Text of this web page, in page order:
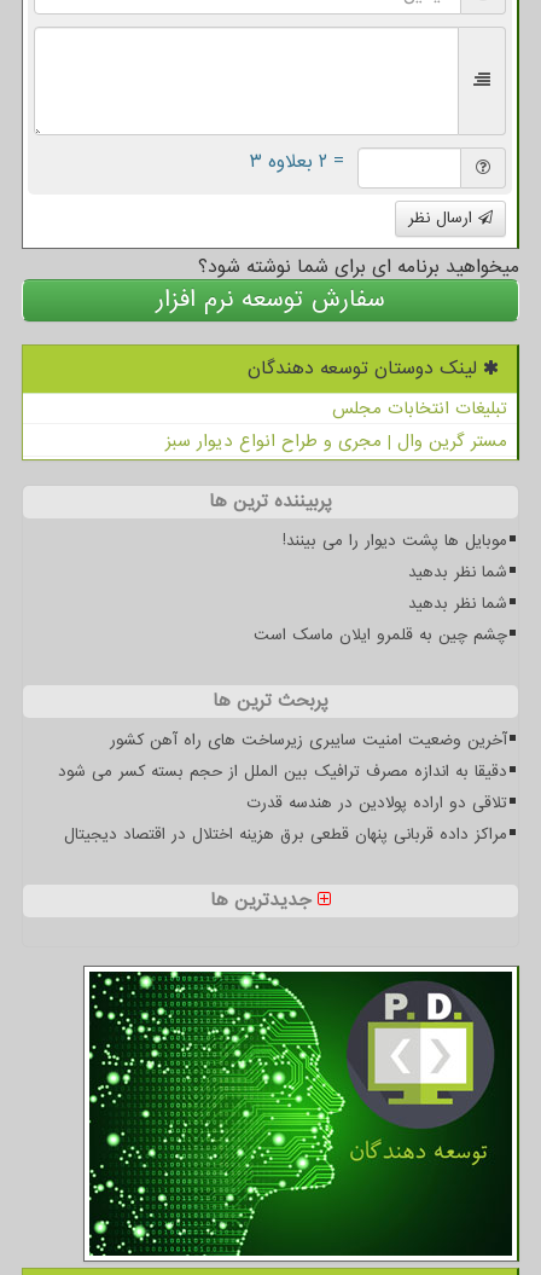
= ۲ بعلاوه ۳
ارسال نظر
میخواهید برنامه ای برای شما نوشته شود؟
سفارش توسعه نرم افزار
لینک دوستان توسعه دهندگان
تبلیغات انتخابات مجلس
مستر گرین وال | مجری و طراح انواع دیوار سبز
پربیننده ترین ها
موبایل ها پشت دیوار را می بینند!
شما نظر بدهید
شما نظر بدهید
چشم چین به قلمرو ایلان ماسک است
پربحث ترین ها
آخرین وضعیت امنیت سایبری زیرساخت های راه آهن کشور
دقیقا به اندازه مصرف ترافیک بین الملل از حجم بسته کسر می شود
تلاقی دو اراده پولادین در هندسه قدرت
مراکز داده قربانی پنهان قطعی برق هزینه اختلال در اقتصاد دیجیتال
جدیدترین ها